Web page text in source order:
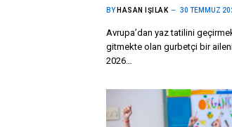
BY HASAN IŞILAK 30 TEMMUZ
Avrupa’dan yaz tatilini
gitmekte olan gurbetçi bir
2026…